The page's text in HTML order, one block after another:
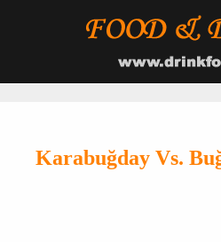
Karabuğday Vs.